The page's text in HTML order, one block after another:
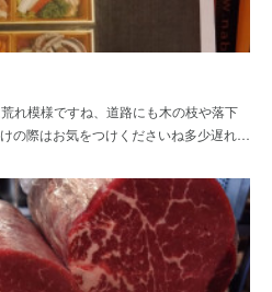
れ模様ですね、道路にも木の枝や落下
の際はお気をつけくださいね多少遅れ…